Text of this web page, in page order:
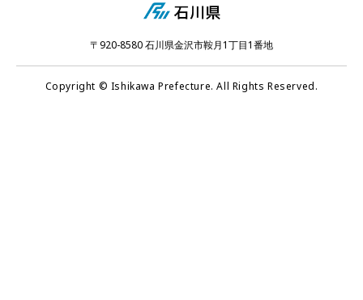
〒920-8580 石川県金沢市鞍月1丁目1番地
Copyright © Ishikawa Prefecture. All Rights Reserved.